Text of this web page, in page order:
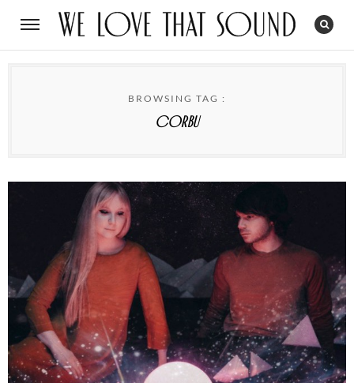
BROWSING TAG :
Corbu